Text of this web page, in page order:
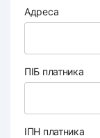
Адреса
ПІБ платника
ІПН платника